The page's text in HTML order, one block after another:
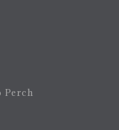
Perch